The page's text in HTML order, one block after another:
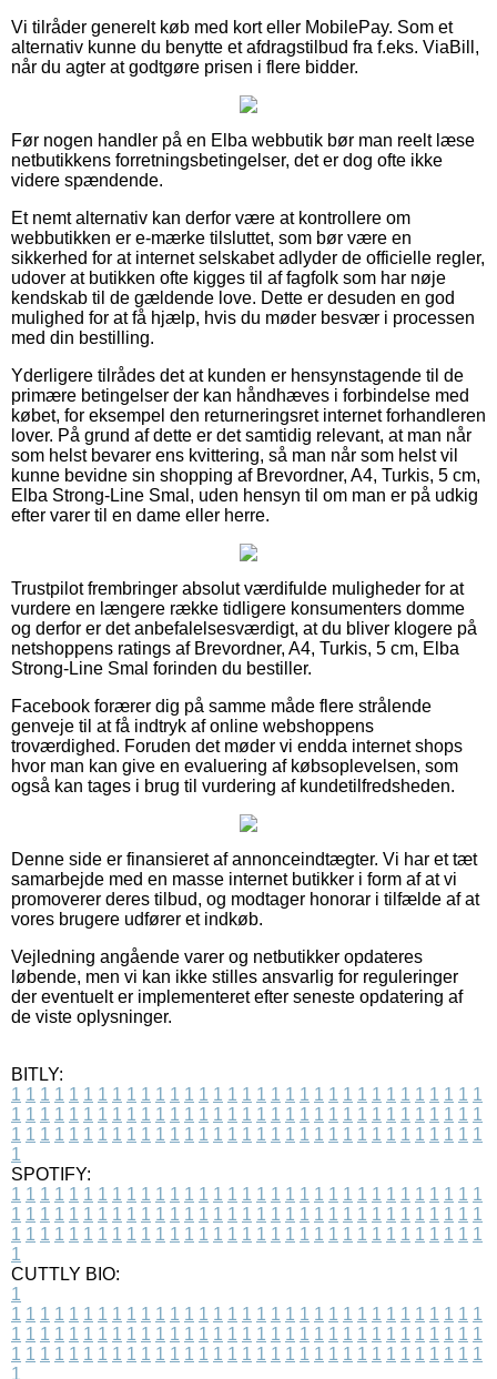
Vi tilråder generelt køb med kort eller MobilePay. Som et
alternativ kunne du benytte et afdragstilbud fra f.eks. ViaBill,
når du agter at godtgøre prisen i flere bidder.
Før nogen handler på en Elba webbutik bør man reelt læse
netbutikkens forretningsbetingelser, det er dog ofte ikke
videre spændende.
Et nemt alternativ kan derfor være at kontrollere om
webbutikken er e-mærke tilsluttet, som bør være en
sikkerhed for at internet selskabet adlyder de officielle regler,
udover at butikken ofte kigges til af fagfolk som har nøje
kendskab til de gældende love. Dette er desuden en god
mulighed for at få hjælp, hvis du møder besvær i processen
med din bestilling.
Yderligere tilrådes det at kunden er hensynstagende til de
primære betingelser der kan håndhæves i forbindelse med
købet, for eksempel den returneringsret internet forhandleren
lover. På grund af dette er det samtidig relevant, at man når
som helst bevarer ens kvittering, så man når som helst vil
kunne bevidne sin shopping af Brevordner, A4, Turkis, 5 cm,
Elba Strong-Line Smal, uden hensyn til om man er på udkig
efter varer til en dame eller herre.
Trustpilot frembringer absolut værdifulde muligheder for at
vurdere en længere række tidligere konsumenters domme
og derfor er det anbefalelsesværdigt, at du bliver klogere på
netshoppens ratings af Brevordner, A4, Turkis, 5 cm, Elba
Strong-Line Smal forinden du bestiller.
Facebook forærer dig på samme måde flere strålende
genveje til at få indtryk af online webshoppens
troværdighed. Foruden det møder vi endda internet shops
hvor man kan give en evaluering af købsoplevelsen, som
også kan tages i brug til vurdering af kundetilfredsheden.
Denne side er finansieret af annonceindtægter. Vi har et tæt
samarbejde med en masse internet butikker i form af at vi
promoverer deres tilbud, og modtager honorar i tilfælde af at
vores brugere udfører et indkøb.
Vejledning angående varer og netbutikker opdateres
løbende, men vi kan ikke stilles ansvarlig for reguleringer
der eventuelt er implementeret efter seneste opdatering af
de viste oplysninger.
BITLY:
1 1 1 1 1 1 1 1 1 1 1 1 1 1 1 1 1 1 1 1 1 1 1 1 1 1 1 1 1 1 1 1 1
1 1 1 1 1 1 1 1 1 1 1 1 1 1 1 1 1 1 1 1 1 1 1 1 1 1 1 1 1 1 1 1 1
1 1 1 1 1 1 1 1 1 1 1 1 1 1 1 1 1 1 1 1 1 1 1 1 1 1 1 1 1 1 1 1 1
1
SPOTIFY:
1 1 1 1 1 1 1 1 1 1 1 1 1 1 1 1 1 1 1 1 1 1 1 1 1 1 1 1 1 1 1 1 1
1 1 1 1 1 1 1 1 1 1 1 1 1 1 1 1 1 1 1 1 1 1 1 1 1 1 1 1 1 1 1 1 1
1 1 1 1 1 1 1 1 1 1 1 1 1 1 1 1 1 1 1 1 1 1 1 1 1 1 1 1 1 1 1 1 1
1
CUTTLY BIO:
1
1 1 1 1 1 1 1 1 1 1 1 1 1 1 1 1 1 1 1 1 1 1 1 1 1 1 1 1 1 1 1 1 1
1 1 1 1 1 1 1 1 1 1 1 1 1 1 1 1 1 1 1 1 1 1 1 1 1 1 1 1 1 1 1 1 1
1 1 1 1 1 1 1 1 1 1 1 1 1 1 1 1 1 1 1 1 1 1 1 1 1 1 1 1 1 1 1 1 1
1